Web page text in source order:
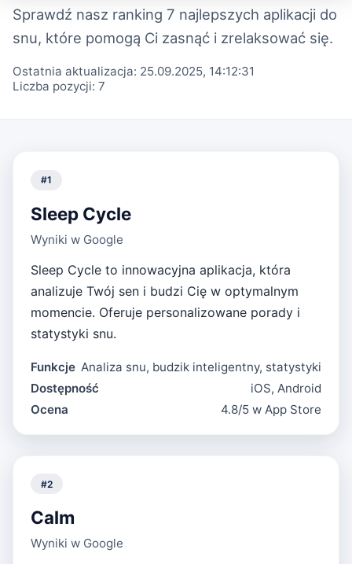
Sprawdź nasz ranking 7 najlepszych aplikacji do
snu, które pomogą Ci zasnąć i zrelaksować się.
Ostatnia aktualizacja: 25.09.2025, 14:12:31
Liczba pozycji: 7
#1
Sleep Cycle
Wyniki w Google
Sleep Cycle to innowacyjna aplikacja, która
analizuje Twój sen i budzi Cię w optymalnym
momencie. Oferuje personalizowane porady i
statystyki snu.
Funkcje Analiza snu, budzik inteligentny, statystyki
Dostępność
iOS, Android
Ocena
4.8/5 w App Store
#2
Calm
Wyniki w Google